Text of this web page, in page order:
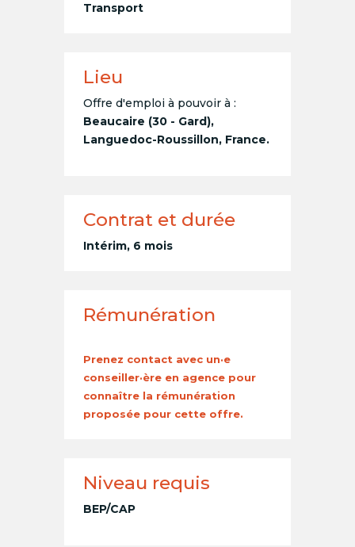
Transport
Lieu
Offre d'emploi à pouvoir à :
Beaucaire (30 - Gard),
Languedoc-Roussillon, France.
Contrat et durée
Intérim, 6 mois
Rémunération
Prenez contact avec un·e
conseiller·ère en agence pour
connaître la rémunération
proposée pour cette offre.
Niveau requis
BEP/CAP